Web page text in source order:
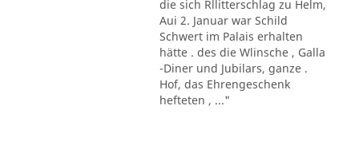
die sich Rllitterschlag zu Helm,
Aui 2. Januar war Schild
Schwert im Palais erhalten
hätte . des die Wlinsche , Galla
-Diner und Jubilars, ganze .
Hof, das Ehrengeschenk
hefteten , ..."